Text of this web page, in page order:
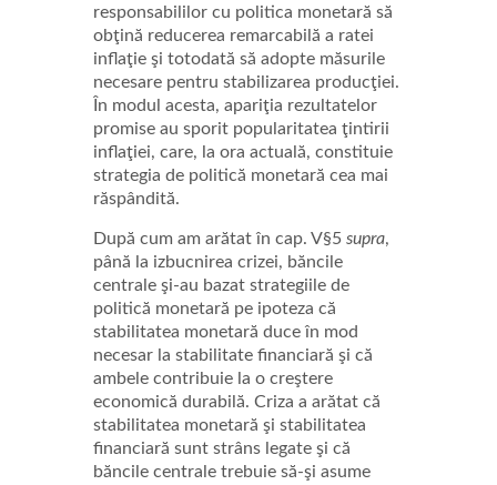
responsabililor cu politica monetară să
obţină reducerea remarcabilă a ratei
inflaţie şi totodată să adopte măsurile
necesare pentru stabilizarea producţiei.
În modul acesta, apariţia rezultatelor
promise au sporit popularitatea ţintirii
inflaţiei, care, la ora actuală, constituie
strategia de politică monetară cea mai
răspândită.
După cum am arătat în cap. V§5 supra,
până la izbucnirea crizei, băncile
centrale şi-au bazat strategiile de
politică monetară pe ipoteza că
stabilitatea monetară duce în mod
necesar la stabilitate financiară şi că
ambele contribuie la o creştere
economică durabilă. Criza a arătat că
stabilitatea monetară şi stabilitatea
financiară sunt strâns legate şi că
băncile centrale trebuie să-şi asume